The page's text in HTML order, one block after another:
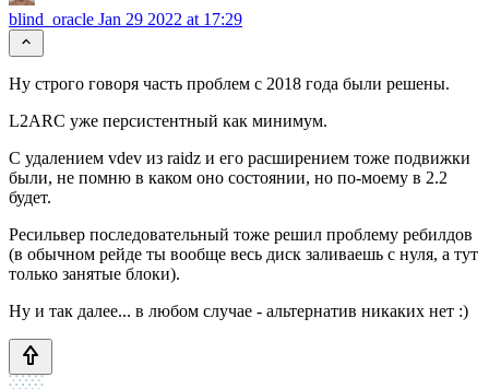
blind_oracle Jan 29 2022 at 17:29
Ну строго говоря часть проблем с 2018 года были решены.
L2ARC уже персистентный как минимум.
С удалением vdev из raidz и его расширением тоже подвижки
были, не помню в каком оно состоянии, но по-моему в 2.2
будет.
Ресильвер последовательный тоже решил проблему ребилдов
(в обычном рейде ты вообще весь диск заливаешь с нуля, а тут
только занятые блоки).
Ну и так далее... в любом случае - альтернатив никаких нет :)